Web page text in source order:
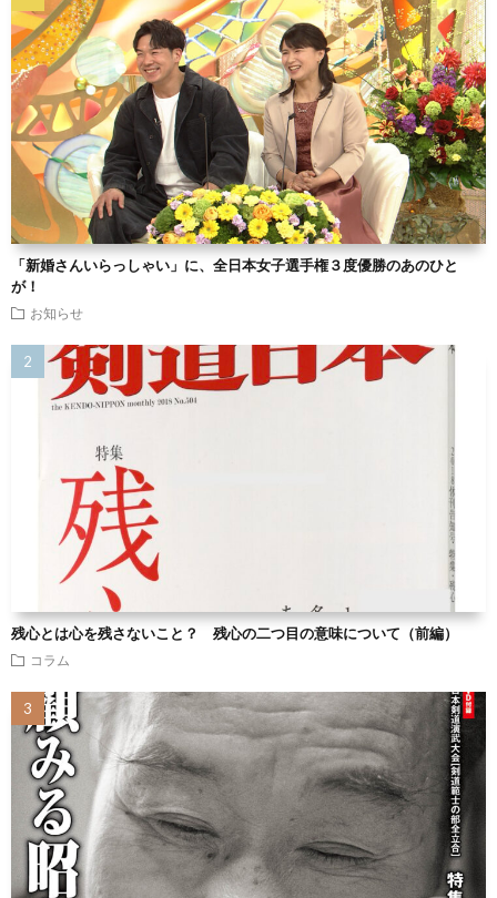
「新婚さんいらっしゃい」に、全日本女子選手権３度優勝のあのひと
が！
お知らせ
残心とは心を残さないこと？ 残心の二つ目の意味について（前編）
コラム